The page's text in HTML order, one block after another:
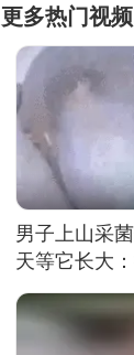
更多热门视频
男子上山采
天等它长大